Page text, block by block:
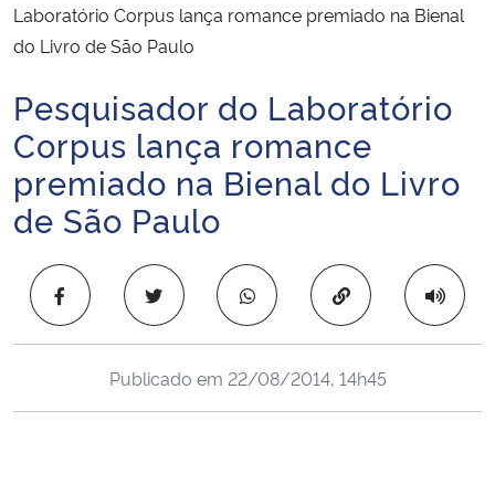
Ministério da Economia
Ministério da Infraestrutura
Ministério da Agricultura, Pecuária e Abastecimento
Ministério da Educação
Ministério da Cidadania
Ministério da Saúde
Ministério de Minas e Energia
Laboratório Corpus lança romance premiado na Bienal
do Livro de São Paulo
Início do conteúdo
Pesquisador do Laboratório
Corpus lança romance
premiado na Bienal do Livro
de São Paulo
Copiar para área
Publicado em 22/08/2014, 14h45